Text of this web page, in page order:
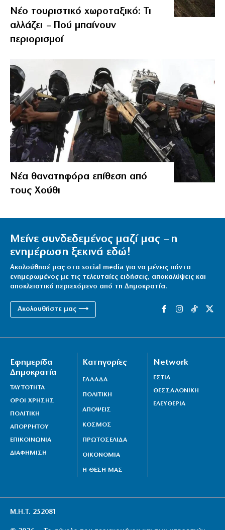
Νέο τουριστικό χωροταξικό: Τι
αλλάζει – Πού μπαίνουν
περιορισμοί
Νέα θανατηφόρα επίθεση από
τους Χούθι
Μείνε συνδεδεμένος μαζί μας – η
ενημέρωση ξεκινά εδώ!
Ακολούθησέ μας στα social media για να μένεις πάντα
ενημερωμένος με τις τελευταίες ειδήσεις, αποκαλύψεις και
αποκλειστικό περιεχόμενο από τη Δημοκρατία.
Ακολουθήστε μας ⟶
Εφημερίδα
Δημοκρατία
ΤΑΥΤΟΤΗΤΑ
ΟΡΟΙ ΧΡΗΣΗΣ
ΠΟΛΙΤΙΚΗ
ΑΠΟΡΡΗΤΟΥ
ΕΠΙΚΟΙΝΩΝΙΑ
ΔΙΑΦΗΜΙΣΗ
Κατηγορίες
ΕΛΛΑΔΑ
ΠΟΛΙΤΙΚΗ
ΑΠΟΨΕΙΣ
ΚΟΣΜΟΣ
ΠΡΩΤΟΣΕΛΙΔΑ
ΟΙΚΟΝΟΜΙΑ
Η ΘΕΣΗ ΜΑΣ
Network
ΕΣΤΙΑ
ΘΕΣΣΑΛΟΝΙΚΗ
ΕΛΕΥΘΕΡΙΑ
Μ.Η.Τ. 252081